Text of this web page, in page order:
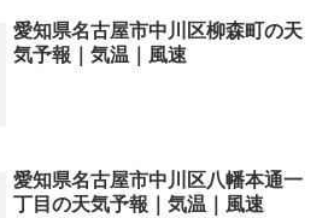
愛知県名古屋市中川区柳森町の天
気予報｜気温｜風速
愛知県名古屋市中川区八幡本通一
丁目の天気予報｜気温｜風速